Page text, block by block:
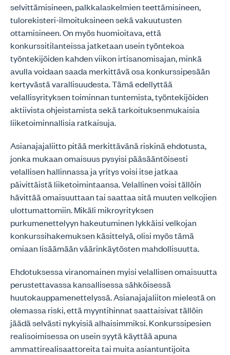
selvittämisineen, palkkalaskelmien teettämisineen,
tulorekisteri-ilmoituksineen sekä vakuutusten
ottamisineen. On myös huomioitava, että
konkurssitilanteissa jatketaan usein työntekoa
työntekijöiden kahden viikon irtisanomisajan, minkä
avulla voidaan saada merkittävä osa konkurssipesään
kertyvästä varallisuudesta. Tämä edellyttää
velallisyrityksen toiminnan tuntemista, työntekijöiden
aktiivista ohjeistamista sekä tarkoituksenmukaisia
liiketoiminnallisia ratkaisuja.
Asianajajaliitto pitää merkittävänä riskinä ehdotusta,
jonka mukaan omaisuus pysyisi pääsääntöisesti
velallisen hallinnassa ja yritys voisi itse jatkaa
päivittäistä liiketoimintaansa. Velallinen voisi tällöin
hävittää omaisuuttaan tai saattaa sitä muuten velkojien
ulottumattomiin. Mikäli mikroyrityksen
purkumenettelyyn hakeutuminen lykkäisi velkojan
konkurssihakemuksen käsittelyä, olisi myös tämä
omiaan lisäämään väärinkäytösten mahdollisuutta.
Ehdotuksessa viranomainen myisi velallisen omaisuutta
perustettavassa kansallisessa sähköisessä
huutokauppamenettelyssä. Asianajajaliiton mielestä on
olemassa riski, että myyntihinnat saattaisivat tällöin
jäädä selvästi nykyisiä alhaisimmiksi. Konkurssipesien
realisoimisessa on usein syytä käyttää apuna
ammattirealisaattoreita tai muita asiantuntijoita